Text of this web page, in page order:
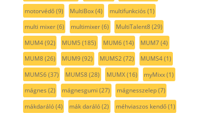
motorvédő(9) MultiBox(4) multifunkciós (1)
multi mixer(6) multimixer(6) MultiTalent8(29)
MUM4(92) MUM5 (185) MUM6(14) MUM7(4)
MUM8(26) MUM9(92) MUMS2(72) MUMS4(1)
MUMS6(37) MUMS8(28) MUMX(16) myMixx(1)
mágnes (2) mágnesgumi (27) mágnesszelep(7)
mákdaráló(4) mák daráló(2) méhviaszos kendő(1)